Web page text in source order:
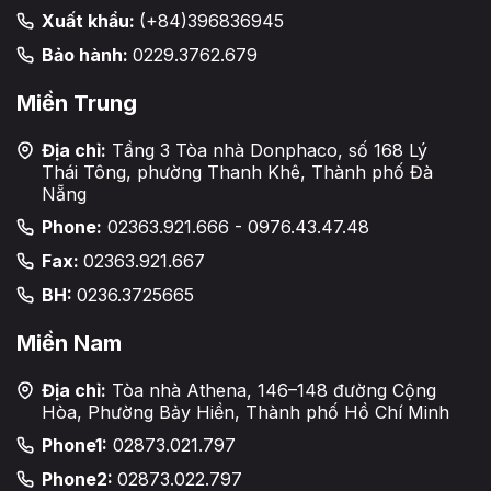
Xuất khẩu: (+84)396836945
Bảo hành: 0229.3762.679
Miền Trung
Địa chỉ: Tầng 3 Tòa nhà Donphaco, số 168 Lý
Thái Tông, phường Thanh Khê, Thành phố Đà
Nẵng
Phone: 02363.921.666 - 0976.43.47.48
Fax: 02363.921.667
BH: 0236.3725665
Miền Nam
Địa chỉ: Tòa nhà Athena, 146–148 đường Cộng
Hòa, Phường Bảy Hiền, Thành phố Hồ Chí Minh
Phone1: 02873.021.797
Phone2: 02873.022.797